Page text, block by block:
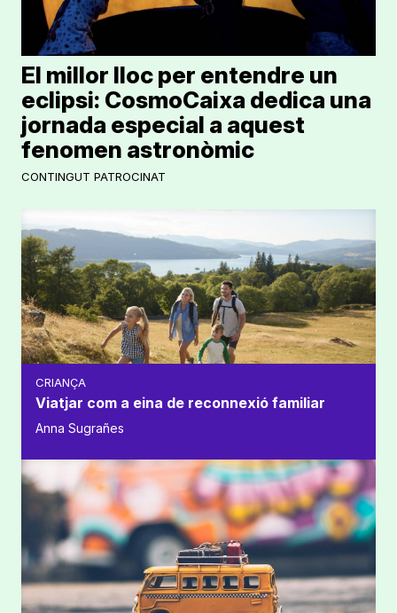
CONTINGUT PATROCINAT
El millor lloc per entendre un
eclipsi: CosmoCaixa dedica una
jornada especial a aquest
fenomen astronòmic
CRIANÇA
Viatjar com a eina de reconnexió familiar
Anna Sugrañes